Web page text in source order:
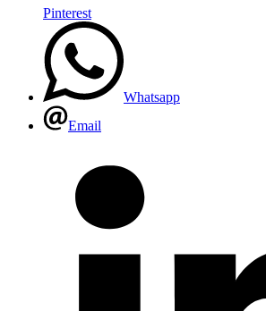
Pinterest
Whatsapp
Email